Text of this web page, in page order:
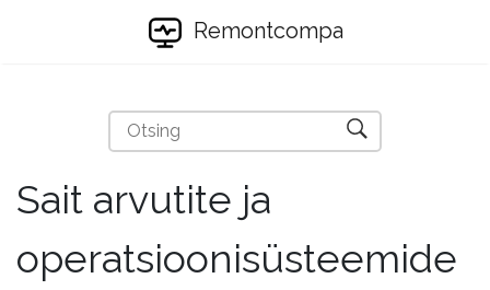
Remontcompa
Sait arvutite ja
operatsioonisüsteemide